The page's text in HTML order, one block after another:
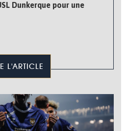
Dunkerque pour une
L'ARTICLE